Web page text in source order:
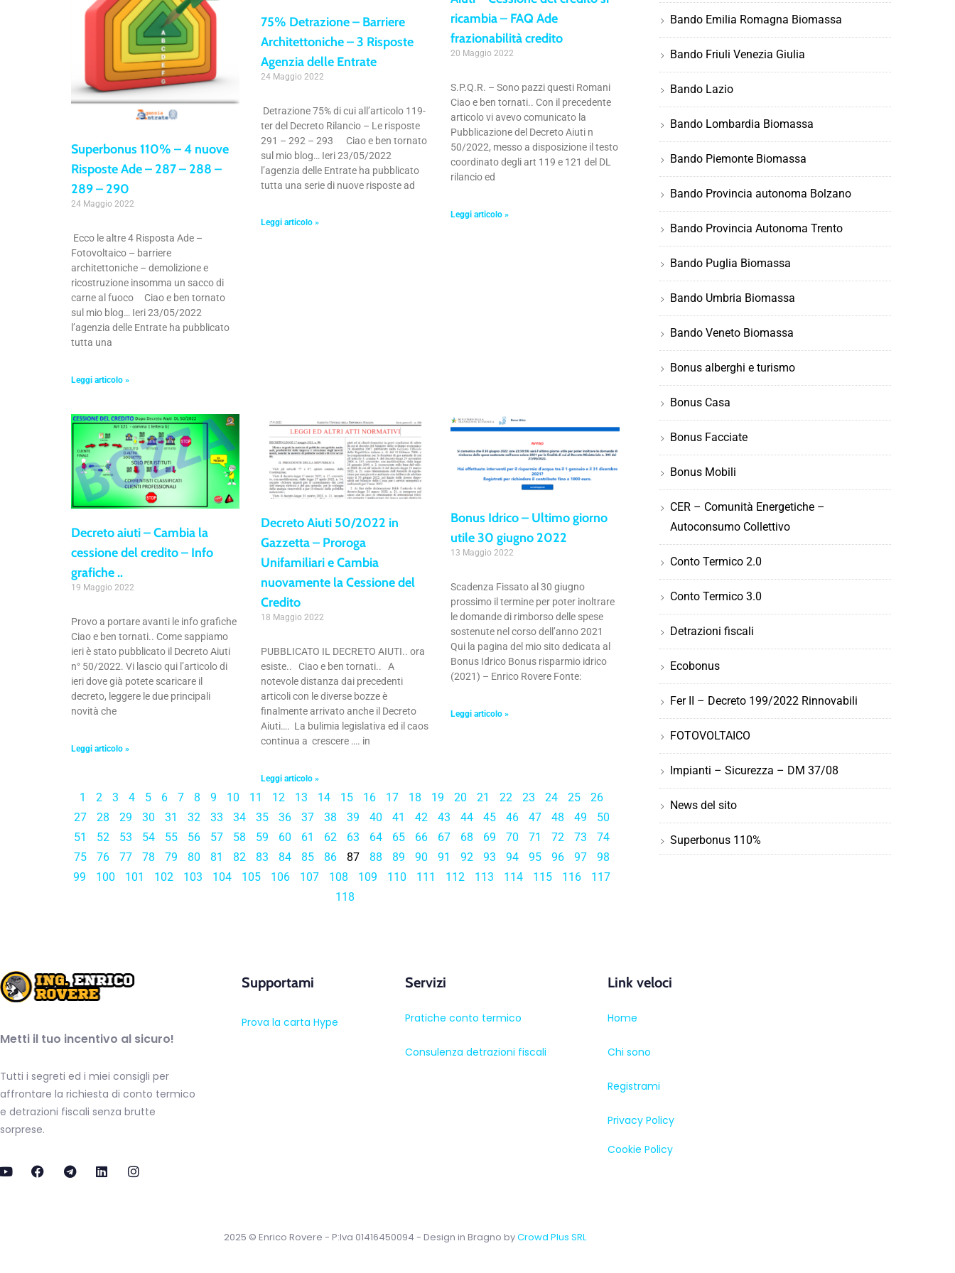
Superbonus 110% – 4 nuove
Risposte Ade – 287 – 288 –
289 – 290
24 Maggio 2022
Ecco le altre 4 Risposta Ade –
Fotovoltaico – barriere
architettoniche – demolizione e
ricostruzione insomma un sacco di
carne al fuoco Ciao e ben tornato
sul mio blog… Ieri 23/05/2022
l’agenzia delle Entrate ha pubblicato
tutta una
Leggi articolo »
75% Detrazione – Barriere
Architettoniche – 3 Risposte
Agenzia delle Entrate
24 Maggio 2022
Detrazione 75% di cui all’articolo 119-
ter del Decreto Rilancio – Le risposte
291 – 292 – 293 Ciao e ben tornato
sul mio blog… Ieri 23/05/2022
l’agenzia delle Entrate ha pubblicato
tutta una serie di nuove risposte ad
Leggi articolo »
ricambia – FAQ Ade
frazionabilità credito
20 Maggio 2022
S.P.Q.R. – Sono pazzi questi Romani
Ciao e ben tornati.. Con il precedente
articolo vi avevo comunicato la
Pubblicazione del Decreto Aiuti n
50/2022, messo a disposizione il testo
coordinato degli art 119 e 121 del DL
rilancio ed
Leggi articolo »
Decreto aiuti – Cambia la
cessione del credito – Info
grafiche ..
19 Maggio 2022
Provo a portare avanti le info grafiche
Ciao e ben tornati.. Come sappiamo
ieri è stato pubblicato il Decreto Aiuti
n° 50/2022. Vi lascio qui l’articolo di
ieri dove già potete scaricare il
decreto, leggere le due principali
novità che
Leggi articolo »
Decreto Aiuti 50/2022 in
Gazzetta – Proroga
Unifamiliari e Cambia
nuovamente la Cessione del
Credito
18 Maggio 2022
PUBBLICATO IL DECRETO AIUTI.. ora
esiste.. Ciao e ben tornati.. A
notevole distanza dai precedenti
articoli con le diverse bozze è
finalmente arrivato anche il Decreto
Aiuti…. La bulimia legislativa ed il caos
continua a crescere …. in
Leggi articolo »
Bonus Idrico – Ultimo giorno
utile 30 giugno 2022
13 Maggio 2022
Scadenza Fissato al 30 giugno
prossimo il termine per poter inoltrare
le domande di rimborso delle spese
sostenute nel corso dell’anno 2021
Qui la pagina del mio sito dedicata al
Bonus Idrico Bonus risparmio idrico
(2021) – Enrico Rovere Fonte:
Leggi articolo »
1 2 3 4 5 6 7 8 9 10 11 12 13 14 15 16 17 18 19 20 21 22 23 24 25
26
27
28 29 30 31 32 33 34 35 36 37 38 39 40 41 42 43 44 45 46 47 48 49
50
51
52 53 54 55 56 57 58 59 60 61 62 63 64 65 66 67 68 69 70 71 72 73
74
75
76 77 78 79 80 81 82 83 84 85 86 87 88 89 90 91 92 93 94 95 96 97
98
99
100 101 102 103 104 105 106 107 108 109 110 111 112 113 114 115 116
117
118
Bando Emilia Romagna Biomassa
Bando Friuli Venezia Giulia
Bando Lazio
Bando Lombardia Biomassa
Bando Piemonte Biomassa
Bando Provincia autonoma Bolzano
Bando Provincia Autonoma Trento
Bando Puglia Biomassa
Bando Umbria Biomassa
Bando Veneto Biomassa
Bonus alberghi e turismo
Bonus Casa
Bonus Facciate
Bonus Mobili
CER – Comunità Energetiche –
Autoconsumo Collettivo
Conto Termico 2.0
Conto Termico 3.0
Detrazioni fiscali
Ecobonus
Fer II – Decreto 199/2022 Rinnovabili
FOTOVOLTAICO
Impianti – Sicurezza – DM 37/08
News del sito
Superbonus 110%
Metti il tuo incentivo al sicuro!
Tutti i segreti ed i miei consigli per
affrontare la richiesta di conto termico
e detrazioni fiscali senza brutte
sorprese.
Supportami
Prova la carta Hype
Servizi
Pratiche conto termico
Consulenza detrazioni fiscali
Link veloci
Home
Chi sono
Registrami
Privacy Policy
Cookie Policy
2025 © Enrico Rovere - P:Iva 01416450094 - Design in Bragno byCrowd Plus SRL